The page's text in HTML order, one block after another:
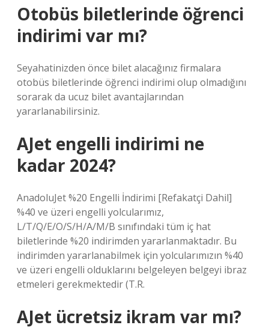
Otobüs biletlerinde öğrenci
indirimi var mı?
Seyahatinizden önce bilet alacağınız firmalara
otobüs biletlerinde öğrenci indirimi olup olmadığını
sorarak da ucuz bilet avantajlarından
yararlanabilirsiniz.
AJet engelli indirimi ne
kadar 2024?
AnadoluJet %20 Engelli İndirimi [Refakatçi Dahil]
%40 ve üzeri engelli yolcularımız,
L/T/Q/E/O/S/H/A/M/B sınıfındaki tüm iç hat
biletlerinde %20 indirimden yararlanmaktadır. Bu
indirimden yararlanabilmek için yolcularımızın %40
ve üzeri engelli olduklarını belgeleyen belgeyi ibraz
etmeleri gerekmektedir (T.R.
AJet ücretsiz ikram var mı?